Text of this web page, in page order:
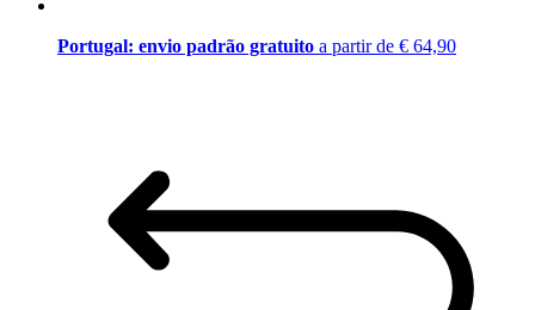
Portugal: envio padrão gratuito a partir de € 64,90